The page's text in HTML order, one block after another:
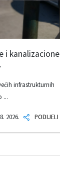
i kanalizacione
infrastrukturnih
...
2026. PODIJELI